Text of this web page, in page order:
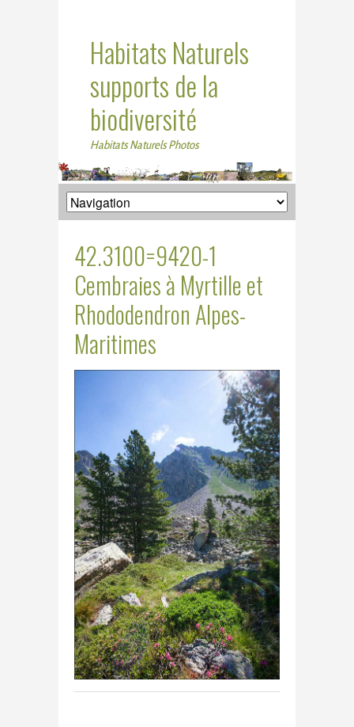
Habitats Naturels
supports de la
biodiversité
Habitats Naturels Photos
42.3100=9420-1
Cembraies à Myrtille et
Rhododendron Alpes-
Maritimes